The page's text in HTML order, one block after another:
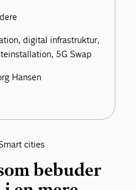
digital infrastruktur,
5G Swap
Hansen
cities
bebuder